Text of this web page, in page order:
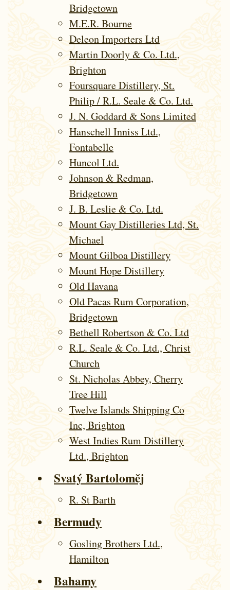
Bridgetown
M.E.R. Bourne
Deleon Importers Ltd
Martin Doorly & Co. Ltd.,
Brighton
Foursquare Distillery, St.
Philip / R.L. Seale & Co. Ltd.
J. N. Goddard & Sons Limited
Hanschell Inniss Ltd.,
Fontabelle
Huncol Ltd.
Johnson & Redman,
Bridgetown
J. B. Leslie & Co. Ltd.
Mount Gay Distilleries Ltd, St.
Michael
Mount Gilboa Distillery
Mount Hope Distillery
Old Havana
Old Pacas Rum Corporation,
Bridgetown
Bethell Robertson & Co. Ltd
R.L. Seale & Co. Ltd., Christ
Church
St. Nicholas Abbey, Cherry
Tree Hill
Twelve Islands Shipping Co
Inc, Brighton
West Indies Rum Distillery
Ltd., Brighton
Svatý Bartoloměj
R. St Barth
Bermudy
Gosling Brothers Ltd.,
Hamilton
Bahamy